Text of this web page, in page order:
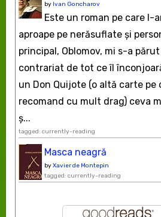
by Ivan Goncharov
Este un roman pe care l-
aproape pe nerăsuflate şi
principal, Oblomov, mi s-a
contrariat de tot ce îl
un Don Quijote (o altă carte pe
recomand cu mult drag) ceva
ș...
tagged: currently-reading
Masca neagră
byXavier de Montepin
tagged: currently-reading